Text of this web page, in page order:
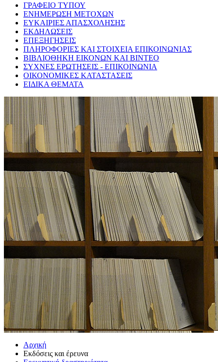
ΓΡΑΦΕΙΟ ΤΥΠΟΥ
ΕΝΗΜΕΡΩΣΗ ΜΕΤΟΧΩΝ
ΕΥΚΑΙΡΙΕΣ ΑΠΑΣΧΟΛΗΣΗΣ
ΕΚΔΗΛΩΣΕΙΣ
ΕΠΕΞΗΓΗΣΕΙΣ
ΠΛΗΡΟΦΟΡΙΕΣ ΚΑΙ ΣΤΟΙΧΕΙΑ ΕΠΙΚΟΙΝΩΝΙΑΣ
ΒΙΒΛΙΟΘΗΚΗ ΕΙΚΟΝΩΝ ΚΑΙ ΒΙΝΤΕΟ
ΣΥΧΝΕΣ ΕΡΩΤΗΣΕΙΣ - ΕΠΙΚΟΙΝΩΝΙΑ
ΟΙΚΟΝΟΜΙΚΕΣ ΚΑΤΑΣΤΑΣΕΙΣ
ΕΙΔΙΚΑ ΘΕΜΑΤΑ
Αρχική
Εκδόσεις και έρευνα